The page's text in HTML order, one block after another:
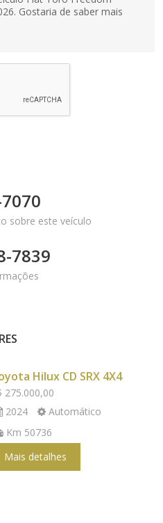
sobre este veículo
7839
Hilux CD SRX 4X4
275.000,00
2024
Automático
Km 50736
Mais detalhes